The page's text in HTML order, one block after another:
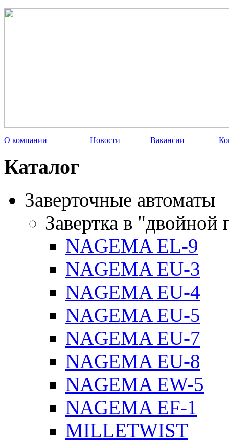
О компании Новости Вакансии
Каталог
Заверточные автоматы
Завертка в "двойной
NAGEMA EL-9
NAGEMA EU-3
NAGEMA EU-4
NAGEMA EU-5
NAGEMA EU-7
NAGEMA EU-8
NAGEMA EW-5
NAGEMA EF-1
MILLETWIST